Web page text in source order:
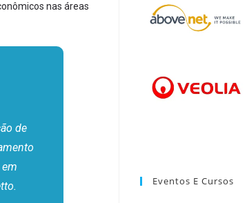
nas áreas
de
Eventos E Cursos